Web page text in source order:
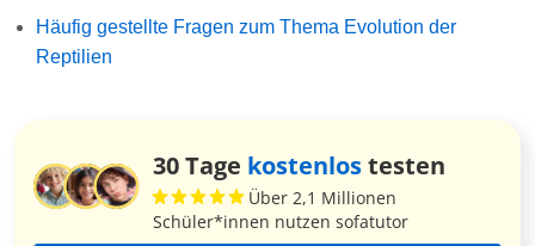
Häufig gestellte Fragen zum Thema Evolution der
Reptilien
30 Tage kostenlostesten
Über 2,1 Millionen
Schüler*innen nutzen sofatutor